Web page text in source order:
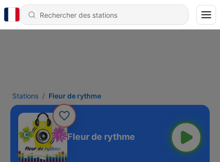
Stations Fleur de rythme
Fleur de rythme